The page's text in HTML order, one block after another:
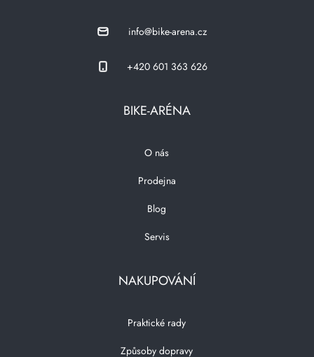
info@bike-arena.cz
+420 601 363 626
BIKE-ARÉNA
O nás
Prodejna
Blog
Servis
NAKUPOVÁNÍ
Praktické rady
Způsoby dopravy